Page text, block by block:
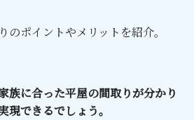
のポイントやメリットを紹介。
族に合った平屋の間取りが分かり
現できるでしょう。